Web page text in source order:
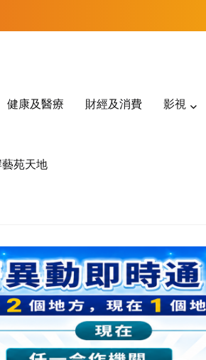
健康及醫療 財經及消費 影視
藝苑天地